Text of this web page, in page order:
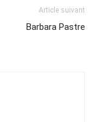
Article suivant
Barbara Pastre